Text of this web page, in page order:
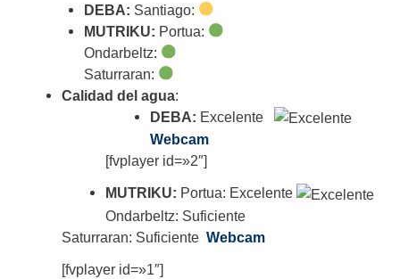
DEBA: Santiago:
MUTRIKU: Portua:
Ondarbeltz:
Saturraran:
Calidad del agua:
DEBA: Excelente
Webcam
[fvplayer id=»2″]
MUTRIKU: Portua: Excelente
Ondarbeltz: Suficiente
Saturraran: Suficiente Webcam
[fvplayer id=»1″]